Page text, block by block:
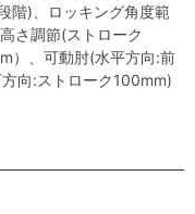
階)、ロッキング角度範
さ調節(ストローク
）、可動肘(水平方向:前
向:ストローク100mm)